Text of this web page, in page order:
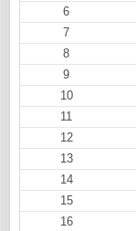
6
7
8
9
10
11
12
13
14
15
16